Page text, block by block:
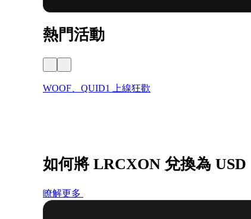
熱門活動
WOOF、QUID1 上線狂歡
如何將 LRCXON 兌換為 USD
瞭解更多